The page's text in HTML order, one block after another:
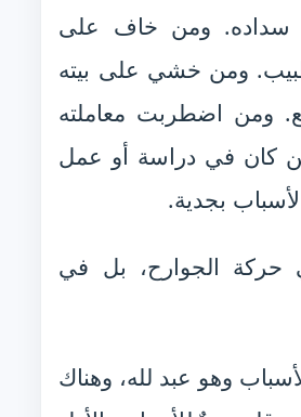
ومن خاف على
ومن خشي على بيته
ومن اضطربت معاملته
كان في دراسة أو عمل
بجدية.
الجوارح، بل في
وهو عبد لله، وهناك